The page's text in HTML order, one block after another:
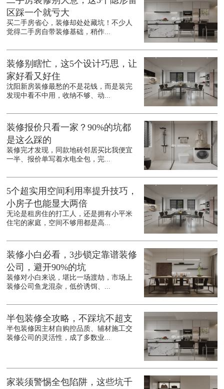
区踩一个就亏大
买二手房省心，装修却处处藏坑！不少人
觉得二手房自带装修基础，稍作...
装修别瞎忙，这5个设计巧思，让
家好看又好住
沈阳新房装修最愁的不是花钱，而是装完
发现中看不中用，收纳不够、动...
装修报价只看一家？90%的坑都
是这么踩的
装修完才发现，同款地砖邻居买比我便宜
一半、报价单写着水电全包，完...
5个超实用空间利用率提升技巧，
小房子也能显大两倍
无论是租房住的打工人，还是拥有小平米
住宅的家庭，空间不够用都是高...
装修小白必看，3步锁定靠谱装修
公司，避开90%的坑
装修对小白来说，堪比一场渡劫，市场上
装修公司鱼龙混杂，低价诱饵、...
半包装修全攻略，不踩坑不超支
半包装修因主材自购控品质、辅材施工交
装修公司的灵活性，成了多数业...
家装须警惕全包陷阱，这些坑千